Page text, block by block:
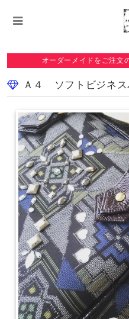
オーダーメイドをご注文
Ａ４ ソフトビジネス